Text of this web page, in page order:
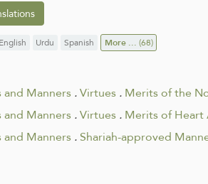
English Urdu Spanish More ...(68)
Manners.Virtues.Merits of the
Manners.Virtues.Merits of Heart
Manners.Shariah-approved